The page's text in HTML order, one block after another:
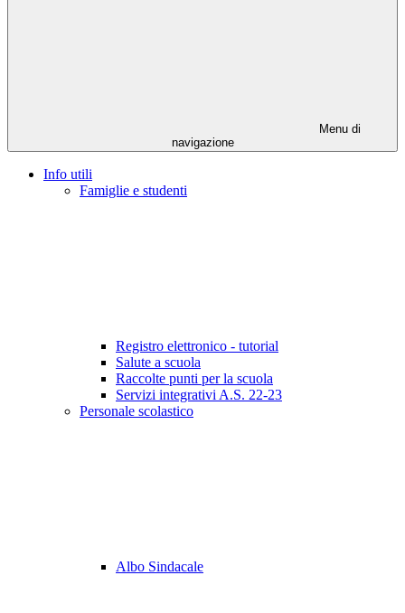
Menu di
navigazione
Info utili
Famiglie e studenti
Registro elettronico - tutorial
Salute a scuola
Raccolte punti per la scuola
Servizi integrativi A.S. 22-23
Personale scolastico
Albo Sindacale